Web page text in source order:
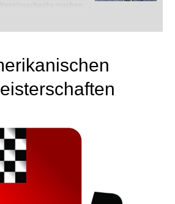
machen
spielen: Mit
intelligenter und